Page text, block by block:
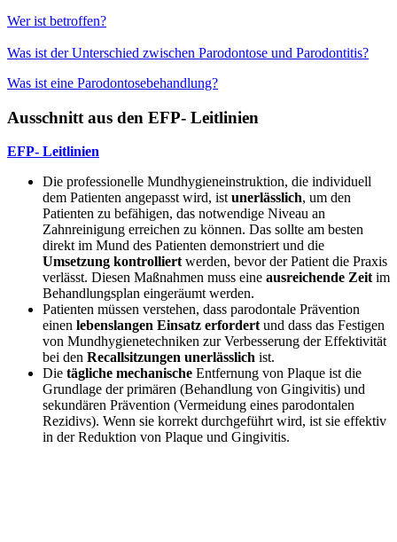
Wer ist betroffen?
Was ist der Unterschied zwischen Parodontose und Parodontitis?
Was ist eine Parodontosebehandlung?
Ausschnitt aus den EFP- Leitlinien
EFP- Leitlinien
Die professionelle Mundhygieneinstruktion, die individuell
dem Patienten angepasst wird, ist unerlässlich, um den
Patienten zu befähigen, das notwendige Niveau an
Zahnreinigung erreichen zu können. Das sollte am besten
direkt im Mund des Patienten demonstriert und die
Umsetzung kontrolliert werden, bevor der Patient die Praxis
verlässt. Diesen Maßnahmen muss eine ausreichende Zeit im
Behandlungsplan eingeräumt werden.
Patienten müssen verstehen, dass parodontale Prävention
einen lebenslangen Einsatz erfordert und dass das Festigen
von Mundhygienetechniken zur Verbesserung der Effektivität
bei den Recallsitzungen unerlässlich ist.
Die tägliche mechanische Entfernung von Plaque ist die
Grundlage der primären (Behandlung von Gingivitis) und
sekundären Prävention (Vermeidung eines parodontalen
Rezidivs). Wenn sie korrekt durchgeführt wird, ist sie effektiv
in der Reduktion von Plaque und Gingivitis.